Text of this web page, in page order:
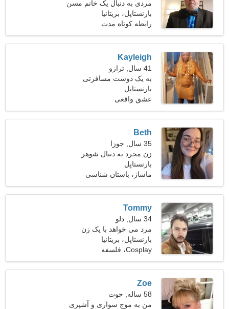
مردی به دنبال یک خانم مسن
50-52
بارنستاپل، بریتانیا
رابطه کوتاه مدت
Kayleigh
41 سال, ترازو
به یک دوست مسافرتی
جذاب نیاز دارم
بارنستاپل
عشق واقعی
Beth
35 سال, جوزا
زن مجرد به دنبال شوهر
بارنستاپل
ماساژ، باستان شناسی
Tommy
34 سال, دلو
مرد می خواهد با یک زن
ملاقات کند 26-31
بارنستاپل، بریتانیا
Cosplay، فلسفه
Zoe
58 ساله, حوت
من به موج سواری و آشپزی